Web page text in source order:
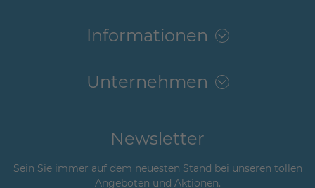
Informationen
Unternehmen
Newsletter
Sein Sie immer auf dem neuesten Stand bei unseren tollen
Angeboten und Aktionen.